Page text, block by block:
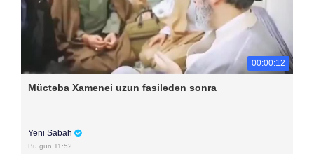
00:00:12
Müctəba Xamenei uzun fasilədən sonra
Yeni Sabah
Bu gün 11:52